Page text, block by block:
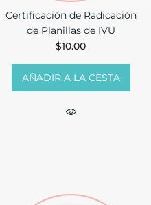
Certificación de Radicación
de Planillas de IVU
$10.00
AÑADIR A LA CESTA